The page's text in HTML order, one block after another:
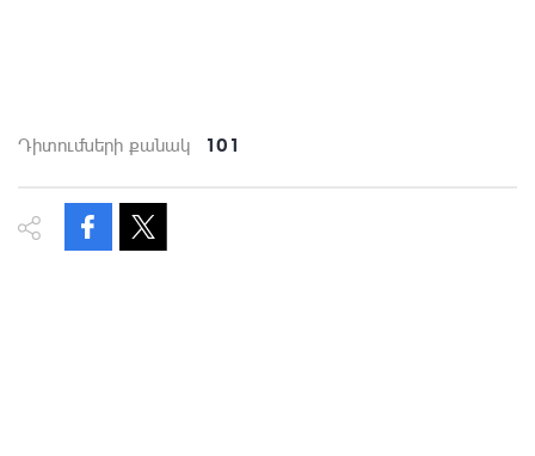
Դիտումների քանակ 101